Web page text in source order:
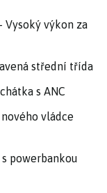
Vysoký výkon za
střední třída
s ANC
vládce
s powerbankou